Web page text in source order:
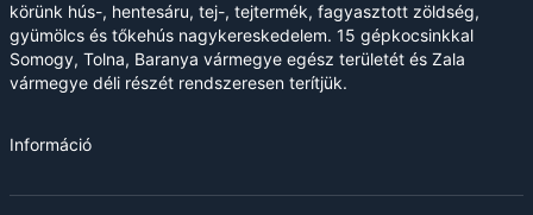
körünk hús-, hentesáru, tej-, tejtermék, fagyasztott zöldség,
gyümölcs és tőkehús nagykereskedelem. 15 gépkocsinkkal
Somogy, Tolna, Baranya vármegye egész területét és Zala
vármegye déli részét rendszeresen terítjük.
Információ